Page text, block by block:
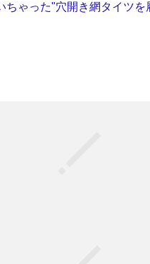
ちゃった"穴開き網タイツ